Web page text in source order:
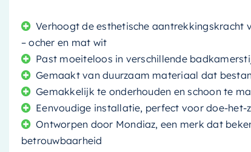
Verhoogt de esthetische aantrekkingskracht
– ocher en mat wit
Past moeiteloos in verschillende
Gemaakt van duurzaam materiaal dat
Gemakkelijk te onderhouden en schoon te
Eenvoudige installatie, perfect voor doe-het-
Ontworpen door Mondiaz, een merk dat
betrouwbaarheid